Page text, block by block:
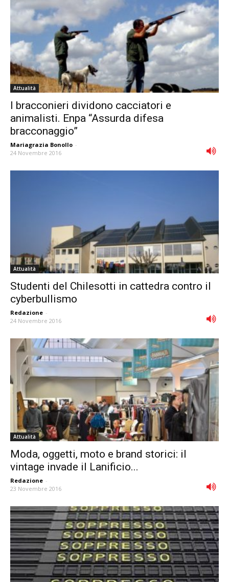
Attualità
I bracconieri dividono cacciatori e
animalisti. Enpa “Assurda difesa
bracconaggio”
Mariagrazia Bonollo -
24 Novembre 2016
Attualità
Studenti del Chilesotti in cattedra contro il
cyberbullismo
Redazione -
24 Novembre 2016
Attualità
Moda, oggetti, moto e brand storici: il
vintage invade il Lanificio...
Redazione -
23 Novembre 2016